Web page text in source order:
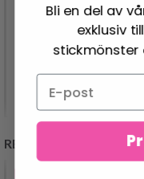
Pris från 26.95
Se produkt
REKOMMENDERAS
Bli en del av
exklusiv
stickmönster